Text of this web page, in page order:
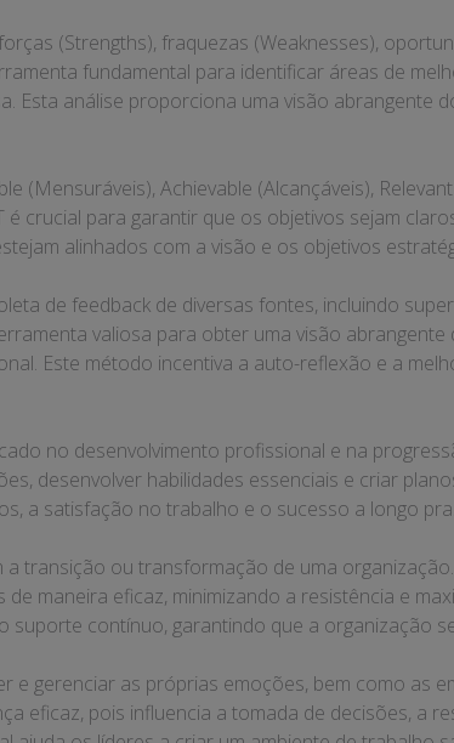
(Strengths), fraquezas (Weaknesses),
fundamental para identificar áreas de
Esta análise proporciona uma visão abrangente
(Mensuráveis), Achievable (Alcançáveis),
crucial para garantir que os objetivos sejam
alinhados com a visão e os objetivos
de feedback de diversas fontes, incluindo
valiosa para obter uma visão
Este método incentiva a auto-reflexão e a
no desenvolvimento profissional e na
desenvolver habilidades essenciais e criar
a satisfação no trabalho e o sucesso a longo
transição ou transformação de uma
maneira eficaz, minimizando a resistência e
contínuo, garantindo que a organização
e gerenciar as próprias emoções, bem como as
eficaz, pois influencia a tomada de decisões, a